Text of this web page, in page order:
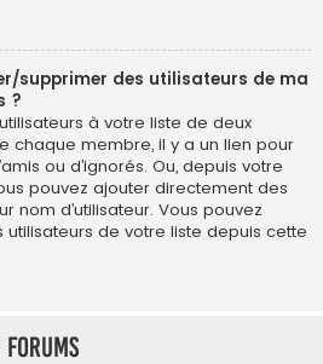
supprimer des utilisateurs de ma
?
à votre liste de deux
chaque membre, il y a un lien pour
ou d’ignorés. Ou, depuis votre
pouvez ajouter directement des
nom d’utilisateur. Vous pouvez
de votre liste depuis cette
forums